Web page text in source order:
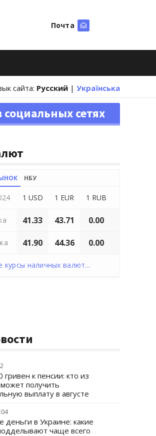
Почта
сайта: Русский | Українська
сетях
НБУ
1 USD 1 EUR 1 RUB
41.33 43.71 0.00
41.90 44.36 0.00
курсы наличных валют...
к пенсии: кто из
получить
выплату в августе
в Украине: какие
чаще всего